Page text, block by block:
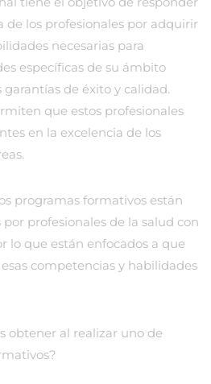
de los profesionales por adquirir
necesarias para
específicas de su ámbito
garantías de éxito y calidad.
que estos profesionales
en la excelencia de los
programas formativos están
profesionales de la salud con
lo que están enfocados a que
competencias y habilidades
obtener al realizar uno de